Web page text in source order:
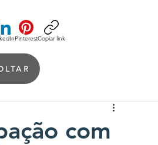
PinterestCopiar link
com